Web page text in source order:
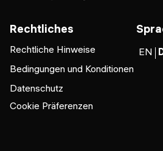
Rechtliches
Rechtliche Hinweise
Bedingungen und Konditionen
Datenschutz
Cookie Präferenzen
EN